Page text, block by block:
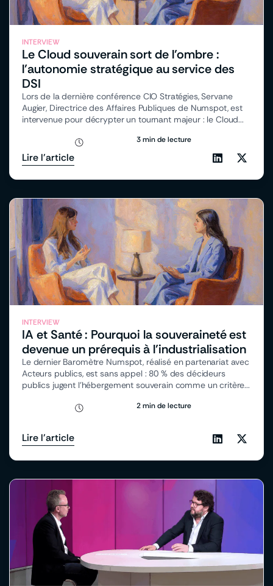
INTERVIEW
Le Cloud souverain sort de l’ombre :
l’autonomie stratégique au service des
DSI
Lors de la dernière conférence CIO Stratégies, Servane
Augier, Directrice des Affaires Publiques de Numspot, est
intervenue pour décrypter un tournant majeur : le Cloud...
3 min de lecture
Lire l'article
INTERVIEW
IA et Santé : Pourquoi la souveraineté est
devenue un prérequis à l’industrialisation
Le dernier Baromètre Numspot, réalisé en partenariat avec
Acteurs publics, est sans appel : 80 % des décideurs
publics jugent l’hébergement souverain comme un critère...
2 min de lecture
Lire l'article